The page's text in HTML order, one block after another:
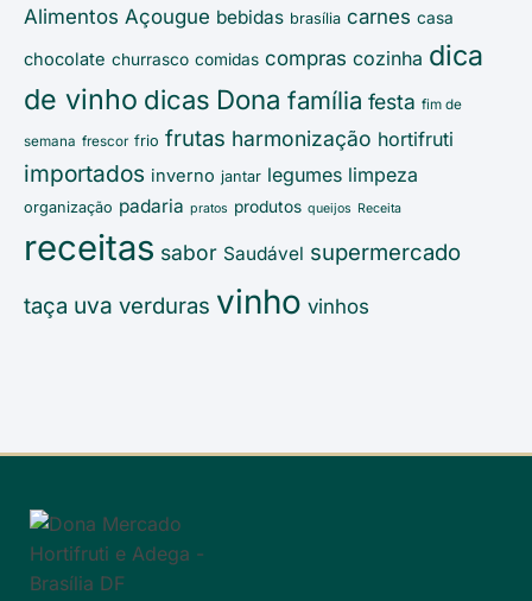
Alimentos Açougue bebidas brasília carnes casa
chocolate churrasco comidas compras cozinha dica
de vinho dicas Dona família festa fim de
semana frescor frio frutas harmonização hortifruti
importados inverno jantar legumes limpeza
organização padaria pratos produtos queijos Receita
receitas sabor Saudável supermercado
taça uva verduras vinho vinhos